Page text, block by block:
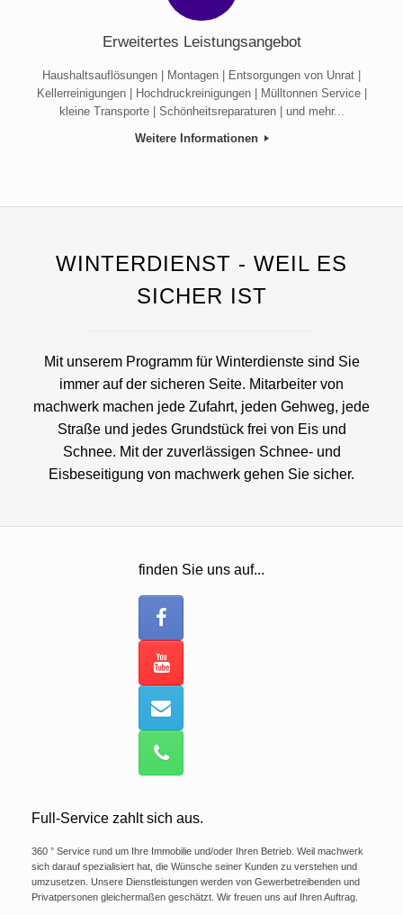
Erweitertes Leistungsangebot
Haushaltsauflösungen | Montagen | Entsorgungen von Unrat |
Kellerreinigungen | Hochdruckreinigungen | Mülltonnen Service |
kleine Transporte | Schönheitsreparaturen | und mehr...
Weitere Informationen
WINTERDIENST - WEIL ES
SICHER IST
Mit unserem Programm für Winterdienste sind Sie
immer auf der sicheren Seite. Mitarbeiter von
machwerk machen jede Zufahrt, jeden Gehweg, jede
Straße und jedes Grundstück frei von Eis und
Schnee. Mit der zuverlässigen Schnee- und
Eisbeseitigung von machwerk gehen Sie sicher.
finden Sie uns auf...
Full-Service zahlt sich aus.
360 ° Service rund um Ihre Immobilie und/oder Ihren Betrieb. Weil machwerk
sich darauf spezialisiert hat, die Wünsche seiner Kunden zu verstehen und
umzusetzen. Unsere Dienstleistungen werden von Gewerbetreibenden und
Privatpersonen gleichermaßen geschätzt. Wir freuen uns auf Ihren Auftrag.